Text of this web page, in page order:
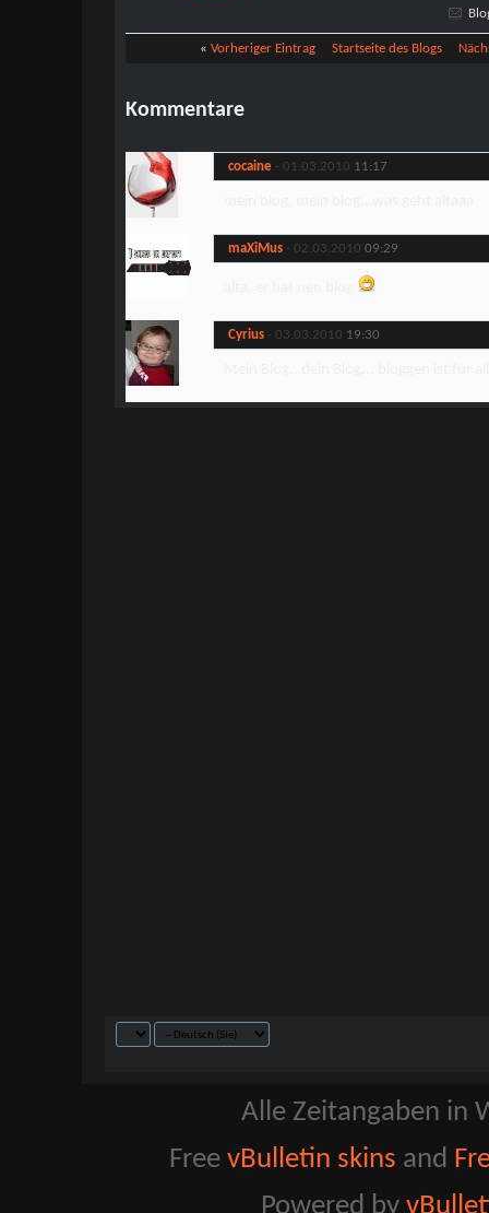
« Vorheriger Eintrag Startseite des Blogs
Kommentare
cocaine - 01.03.2010 11:17
maXiMus - 02.03.2010 09:29
Cyrius - 03.03.2010 19:30
Alle Zeitangaben in
Free vBulletin skins and
Powered by